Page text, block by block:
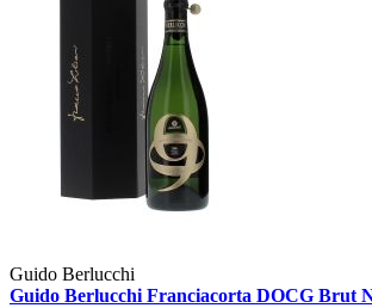
Guido Berlucchi
Guido Berlucchi Franciacorta DOCG Brut